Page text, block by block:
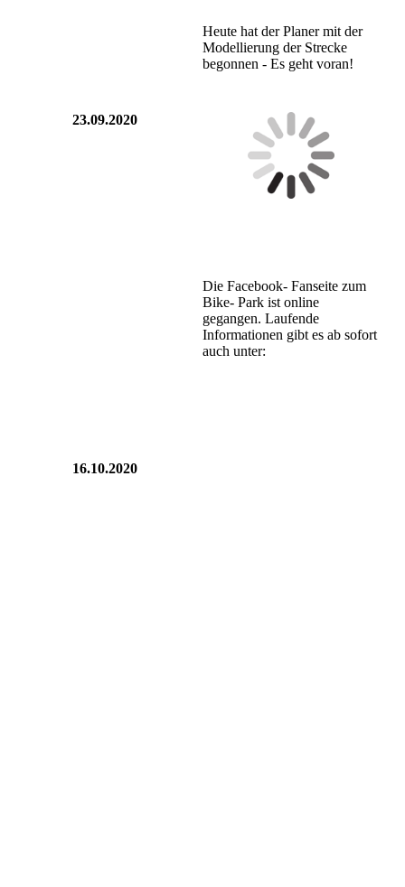
Heute hat der Planer mit der
Modellierung der Strecke
begonnen - Es geht voran!
23.09.2020
Die Facebook- Fanseite zum
Bike- Park ist online
gegangen. Laufende
Informationen gibt es ab sofort
auch unter:
16.10.2020